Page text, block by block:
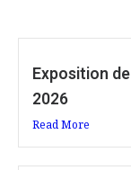
Exposition
2026
Read More